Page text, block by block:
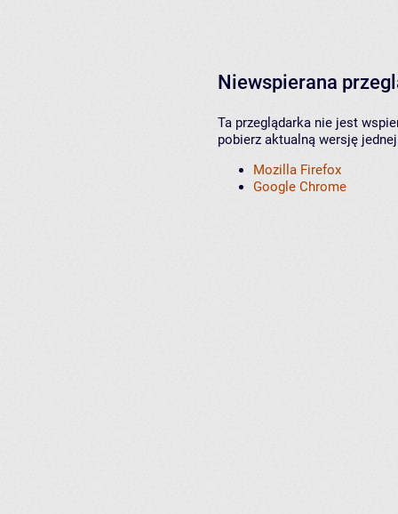
Niewspierana
Ta przeglądarka nie jest
pobierz aktualną wersję
Mozilla Firefox
Google Chrome